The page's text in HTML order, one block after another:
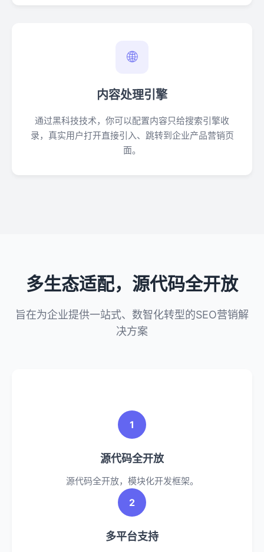
🌐
内容处理引擎
通过黑科技技术，你可以配置内容只给搜索引擎收
录，真实用户打开直接引入、跳转到企业产品营销页
面。
多生态适配，源代码全开放
旨在为企业提供一站式、数智化转型的SEO营销解
决方案
1
源代码全开放
源代码全开放，模块化开发框架。
2
多平台支持